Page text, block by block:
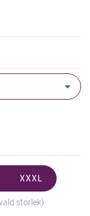
XXXL
storlek)